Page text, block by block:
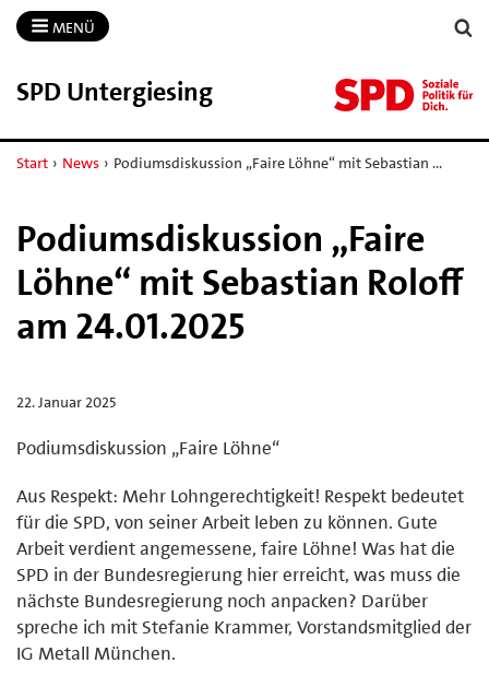
MENÜ
SPD Untergiesing
Start › News › Podiumsdiskussion „Faire Löhne“ mit Sebastian …
Podiumsdiskussion „Faire
Löhne“ mit Sebastian Roloff
am 24.01.2025
22. Januar 2025
Podiumsdiskussion „Faire Löhne“
Aus Respekt: Mehr Lohngerechtigkeit! Respekt bedeutet
für die SPD, von seiner Arbeit leben zu können. Gute
Arbeit verdient angemessene, faire Löhne! Was hat die
SPD in der Bundesregierung hier erreicht, was muss die
nächste Bundesregierung noch anpacken? Darüber
spreche ich mit Stefanie Krammer, Vorstandsmitglied der
IG Metall München.